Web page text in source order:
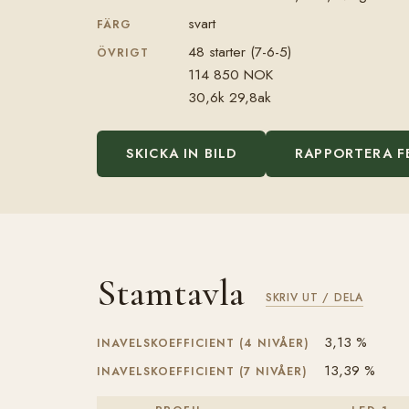
FÄRG svart
ÖVRIGT
48 starter (7-6-5)
114 850 NOK
30,6k 29,8ak
SKICKA IN BILD RAPPORTERA
Stamtavla SKRIV UT / DELA
INAVELSKOEFFICIENT (4 NIVÅER) 3,13 %
INAVELSKOEFFICIENT (7 NIVÅER) 13,39 %